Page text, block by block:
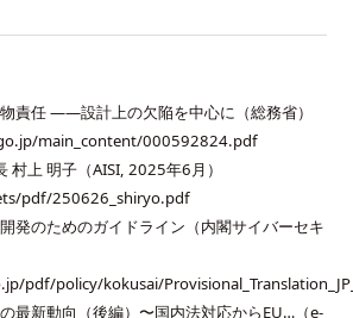
責任 ――設計上の欠陥を中心に（総務省）
main_content/000592824.pdf
上 明子（AISI, 2025年6月）
pdf/250626_shiryo.pdf
発のためのガイドライン（内閣サイバーセキ
pdf/policy/kokusai/
最新動向（後編）〜国内法対応からEU…（e-